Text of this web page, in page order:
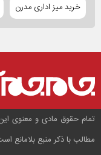
خرید میز اداری مدرن
تمام حقوق مادی و معنوی
مطالب با ذکر منبع بلامانع